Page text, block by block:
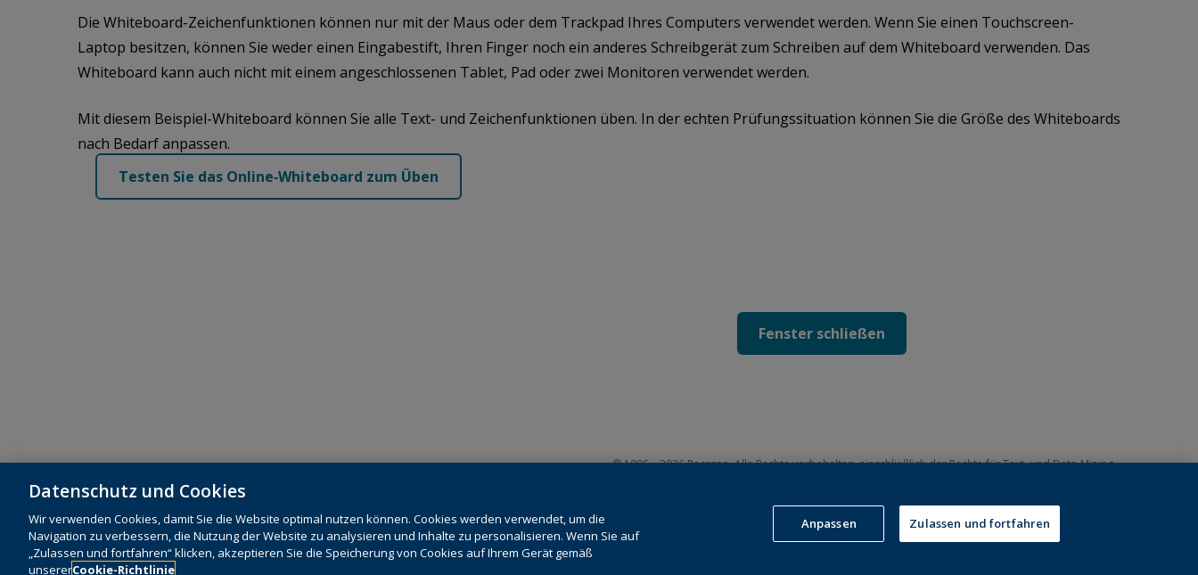
Die Whiteboard-Zeichenfunktionen können nur mit der Maus oder dem Trackpad Ihres Computers verwendet werden. Wenn Sie einen Touchscreen-
Laptop besitzen, können Sie weder einen Eingabestift, Ihren Finger noch ein anderes Schreibgerät zum Schreiben auf dem Whiteboard verwenden. Das
Whiteboard kann auch nicht mit einem angeschlossenen Tablet, Pad oder zwei Monitoren verwendet werden.
Mit diesem Beispiel-Whiteboard können Sie alle Text- und Zeichenfunktionen üben. In der echten Prüfungssituation können Sie die Größe des Whiteboards
nach Bedarf anpassen.
Testen Sie das Online‑Whiteboard zum Üben
Fenster schließen
Datenschutz- und Cookie-Richtlinie(Englisch)
Nutzungsbedingungen(Englisch)
Lieferkettengesetz(Englisch) © 1996 – 2026Pearson. Alle Rechte vorbehalten, einschließlich der Rechte für Text‑ und Data‑Mining
cookies(Englisch).
Datenschutz und Cookies
Wir verwenden Cookies, damit Sie die Website optimal nutzen können. Cookies werden verwendet, um die
Navigation zu verbessern, die Nutzung der Website zu analysieren und Inhalte zu personalisieren. Wenn Sie auf
„Zulassen und fortfahren“ klicken, akzeptieren Sie die Speicherung von Cookies auf Ihrem Gerät gemäß
unsererCookie-Richtlinie
Anpassen Zulassen und fortfahren